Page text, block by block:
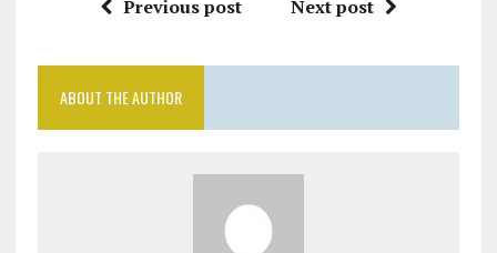
Previous post Next post
ABOUT THE AUTHOR